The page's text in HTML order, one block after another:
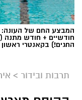
ליאור רז
על פי הודעת
(שני) מתמקדים
המבצע החם של העונה:
חודשיים + חודש מתנה
החגים!) בקאנטרי ראשון
תרבות ובידור >